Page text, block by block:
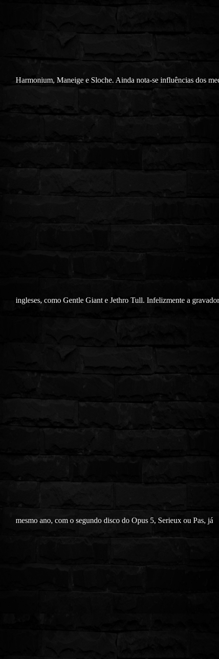
Harmonium, Maneige e Sloche. Ainda nota-se influências dos
ingleses, como Gentle Giant e Jethro Tull. Infelizmente a
mesmo ano, com o segundo disco do Opus 5, Serieux ou Pas, já